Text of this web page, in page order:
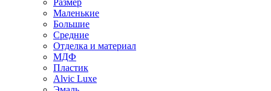
Размер
Маленькие
Большие
Средние
Отделка и материал
МДФ
Пластик
Alvic Luxe